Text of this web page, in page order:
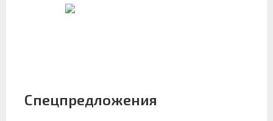
Спецпредложения